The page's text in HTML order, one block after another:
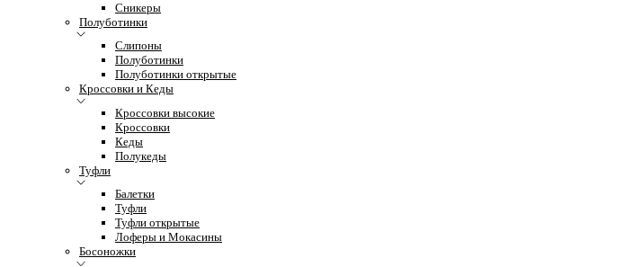
Сникеры
Полуботинки
Слипоны
Полуботинки
Полуботинки открытые
Кроссовки и Кеды
Кроссовки высокие
Кроссовки
Кеды
Полукеды
Туфли
Балетки
Туфли
Туфли открытые
Лоферы и Мокасины
Босоножки